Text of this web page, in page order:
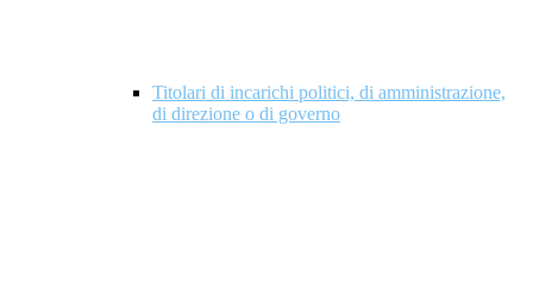
Titolari di incarichi politici, di amministrazione,
di direzione o di governo